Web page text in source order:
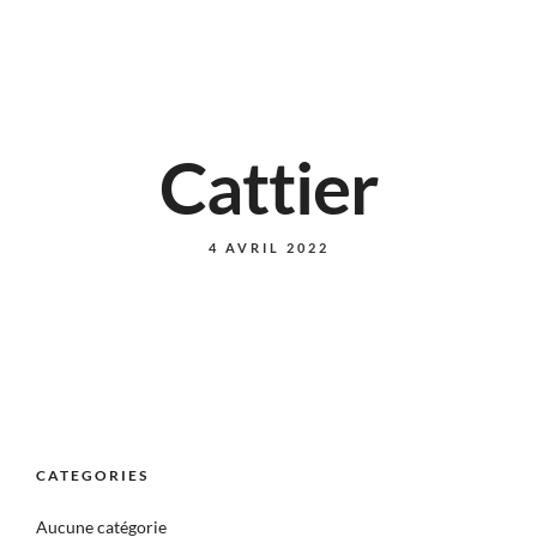
Cattier
4 AVRIL 2022
CATEGORIES
Aucune catégorie